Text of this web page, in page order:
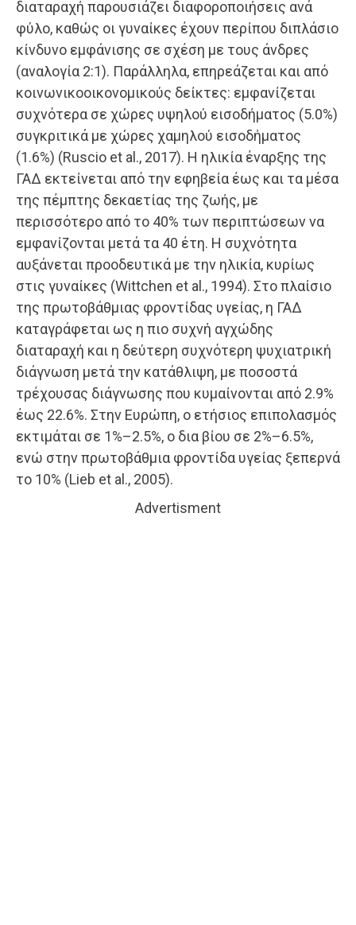
διαταραχή παρουσιάζει διαφοροποιήσεις ανά
φύλο, καθώς οι γυναίκες έχουν περίπου διπλάσιο
κίνδυνο εμφάνισης σε σχέση με τους άνδρες
(αναλογία 2:1). Παράλληλα, επηρεάζεται και από
κοινωνικοοικονομικούς δείκτες: εμφανίζεται
συχνότερα σε χώρες υψηλού εισοδήματος (5.0%)
συγκριτικά με χώρες χαμηλού εισοδήματος
(1.6%) (Ruscio et al., 2017). Η ηλικία έναρξης της
ΓΑΔ εκτείνεται από την εφηβεία έως και τα μέσα
της πέμπτης δεκαετίας της ζωής, με
περισσότερο από το 40% των περιπτώσεων να
εμφανίζονται μετά τα 40 έτη. Η συχνότητα
αυξάνεται προοδευτικά με την ηλικία, κυρίως
στις γυναίκες (Wittchen et al., 1994). Στο πλαίσιο
της πρωτοβάθμιας φροντίδας υγείας, η ΓΑΔ
καταγράφεται ως η πιο συχνή αγχώδης
διαταραχή και η δεύτερη συχνότερη ψυχιατρική
διάγνωση μετά την κατάθλιψη, με ποσοστά
τρέχουσας διάγνωσης που κυμαίνονται από 2.9%
έως 22.6%. Στην Ευρώπη, ο ετήσιος επιπολασμός
εκτιμάται σε 1%–2.5%, ο δια βίου σε 2%–6.5%,
ενώ στην πρωτοβάθμια φροντίδα υγείας ξεπερνά
το 10% (Lieb et al., 2005).
Advertisment